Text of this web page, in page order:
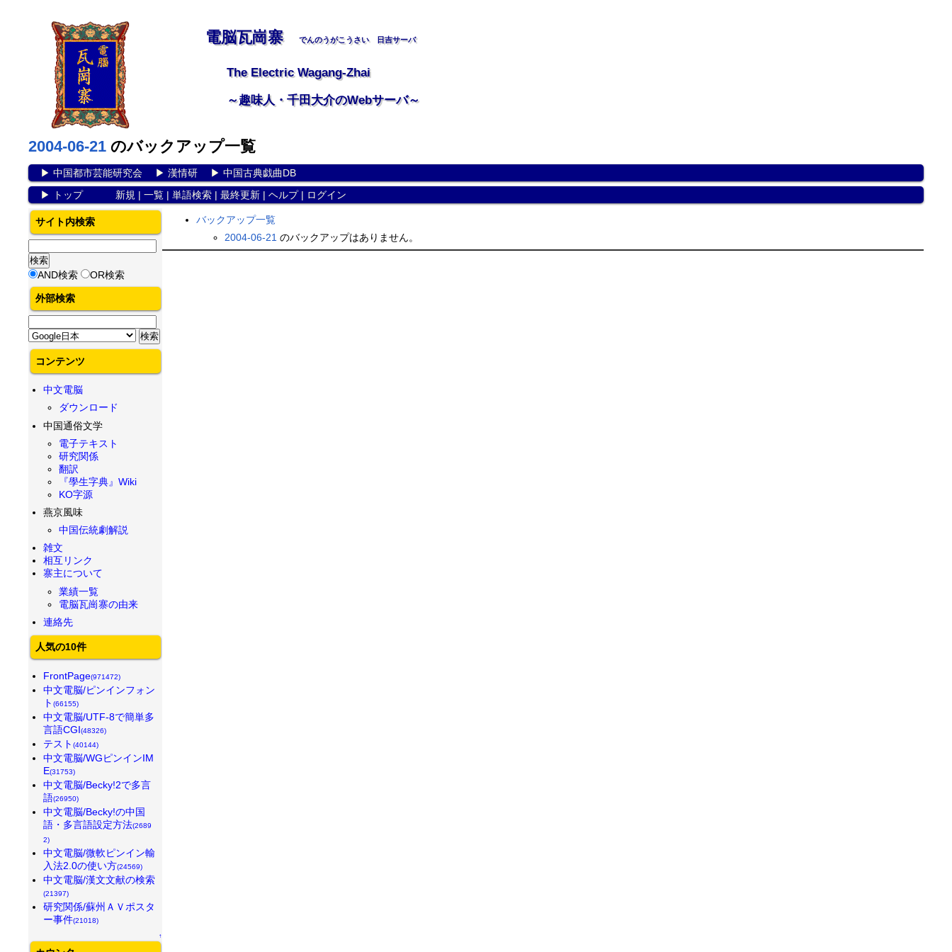
電脳瓦崗寨 でんのうがこうさい 日吉サーバ
The Electric Wagang-Zhai
～趣味人・千田大介のWebサーバ～
2004-06-21のバックアップ一覧
▶ 中国都市芸能研究会▶ 漢情研▶ 中国古典戯曲DB
▶
トップ 新規 | 一覧| 単語検索| 最終更新| ヘルプ| ログイン
バックアップ一覧
2004-06-21のバックアップはありません。
サイト内検索
AND検索 OR検索
外部検索
コンテンツ
中文電脳
ダウンロード
中国通俗文学
電子テキスト
研究関係
翻訳
『學生字典』Wiki
KO字源
燕京風味
中国伝統劇解説
雑文
相互リンク
寨主について
業績一覧
電脳瓦崗寨の由来
連絡先
人気の10件
FrontPage(971472)
中文電脳/ピンインフォン
ト(66155)
中文電脳/UTF-8で簡単多
言語CGI(48326)
テスト(40144)
中文電脳/WGピンインIM
E(31753)
中文電脳/Becky!2で多言
語(26950)
中文電脳/Becky!の中国
語・多言語設定方法(2689
2)
中文電脳/微軟ピンイン輸
入法2.0の使い方(24569)
中文電脳/漢文文献の検索
(21397)
研究関係/蘇州ＡＶポスタ
ー事件(21018)
↑